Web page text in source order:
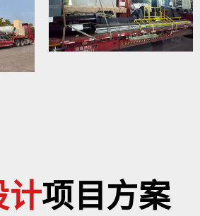
计项目方案